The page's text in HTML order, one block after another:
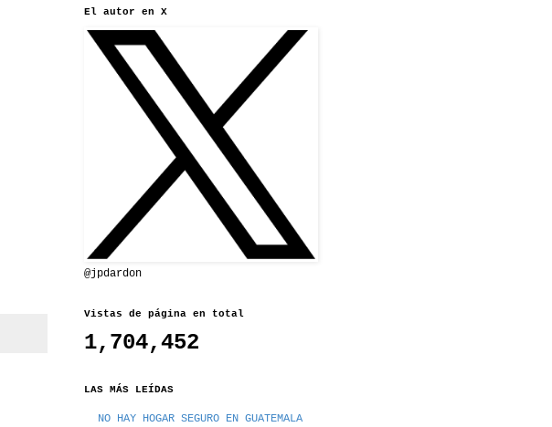
El autor en X
@jpdardon
Vistas de página en total
1,704,452
LAS MÁS LEÍDAS
NO HAY HOGAR SEGURO EN GUATEMALA